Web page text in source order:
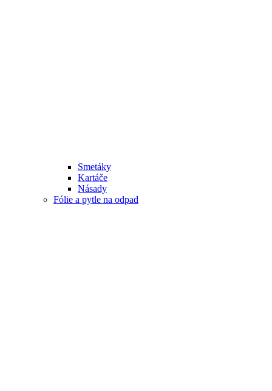
Smetáky
Kartáče
Násady
Fólie a pytle na odpad